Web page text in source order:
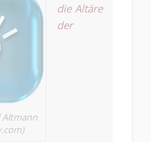
Altmann
die Altäre
der